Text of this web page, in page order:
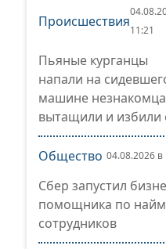
Происшествия
11:21
Пьяные курганцы
напали на
машине
вытащили и избили
Общество 04.08.2026 в
Сбер запустил
помощника по
сотрудников